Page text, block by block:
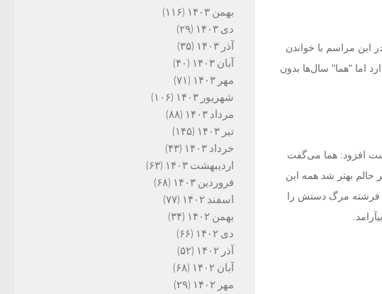
این مراسم با خواندن
اما "هما" سال‌ها بدون
افزود: هما می‌گفت
حالم بهتر شد همه این
و فرشته مرگ دستش را
بهمن ۱۴۰۳
(۱۱۶)
دی ۱۴۰۳
(۲۹)
آذر ۱۴۰۳
(۳۵)
آبان ۱۴۰۳
(۴۰)
مهر ۱۴۰۳
(۷۱)
شهریور ۱۴۰۳
(۱۰۶)
مرداد ۱۴۰۳
(۸۸)
تیر ۱۴۰۳
(۱۴۵)
خرداد ۱۴۰۳
(۴۳)
اردیبهشت ۱۴۰۳
(۶۳)
فروردین ۱۴۰۳
(۶۸)
اسفند ۱۴۰۲
(۷۷)
بهمن ۱۴۰۲
(۳۴)
دی ۱۴۰۲
(۶۶)
آذر ۱۴۰۲
(۵۲)
آبان ۱۴۰۲
(۶۸)
مهر ۱۴۰۲
(۲۹)